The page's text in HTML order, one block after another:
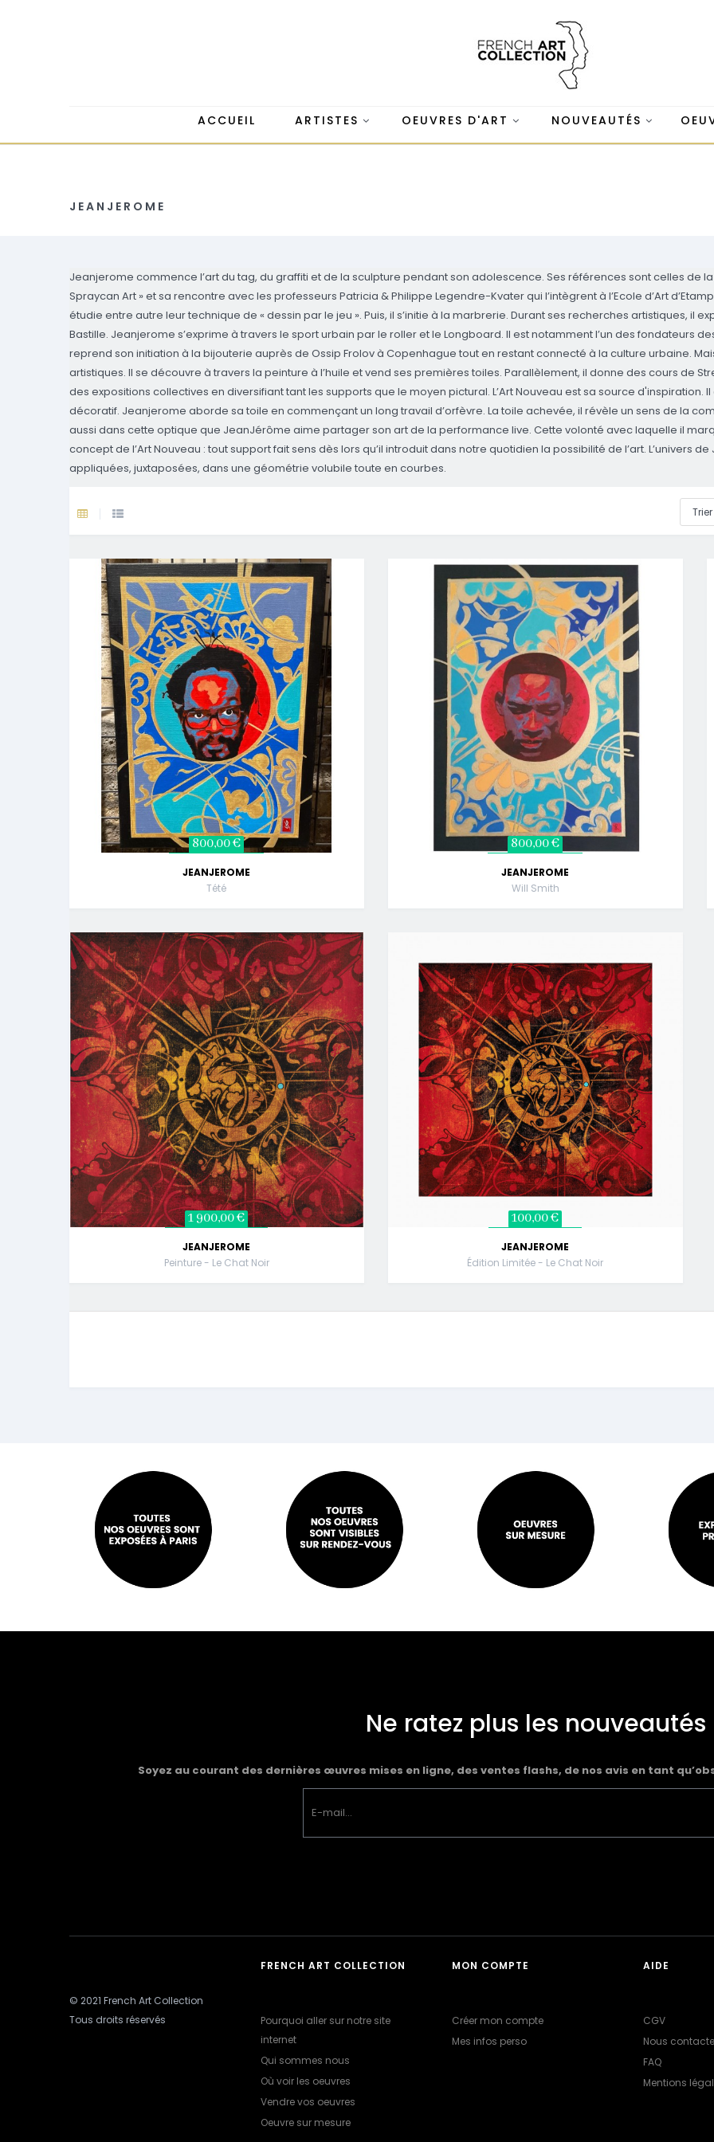
ACCUEIL ARTISTES OEUVRES D'ART NOUVEAUTÉS
JEANJEROME
Jeanjerome commence l’art du tag, du graffiti et de la sculpture pendant son adolescence. Ses références sont celles de
Spraycan Art » et sa rencontre avec les professeurs Patricia & Philippe Legendre-Kvater qui l’intègrent à l’Ecole d’Art
étudie entre autre leur technique de « dessin par le jeu ». Puis, il s’initie à la marbrerie. Durant ses recherches artistiques, il
Bastille. Jeanjerome s’exprime à travers le sport urbain par le roller et le Longboard. Il est notamment l’un des fondateurs
reprend son initiation à la bijouterie auprès de Ossip Frolov à Copenhague tout en restant connecté à la culture urbaine.
artistiques. Il se découvre à travers la peinture à l’huile et vend ses premières toiles. Parallèlement, il donne des cours de
des expositions collectives en diversifiant tant les supports que le moyen pictural. L’Art Nouveau est sa source d'inspiration.
décoratif. Jeanjerome aborde sa toile en commençant un long travail d’orfèvre. La toile achevée, il révèle un sens de la
aussi dans cette optique que JeanJérôme aime partager son art de la performance live. Cette volonté avec laquelle il
concept de l’Art Nouveau : tout support fait sens dès lors qu’il introduit dans notre quotidien la possibilité de l’art. L’univers
appliquées, juxtaposées, dans une géométrie volubile toute en courbes.
800,00 €
JEANJEROME
Tété
800,00 €
JEANJEROME
Will Smith
1 900,00 €
JEANJEROME
Peinture - Le Chat Noir
100,00 €
JEANJEROME
Édition Limitée - Le Chat Noir
Ne ratez plus les nouveautés
Soyez au courant des dernières œuvres mises en ligne, des ventes flashs, de nos avis en tant
© 2021 French Art Collection
Tous droits réservés
FRENCH ART COLLECTION
Pourquoi aller sur notre site
internet
Qui sommes nous
Où voir les oeuvres
Vendre vos oeuvres
Oeuvre sur mesure
MON COMPTE
Créer mon compte
Mes infos perso
AIDE
CGV
Nous
FAQ
Mentions